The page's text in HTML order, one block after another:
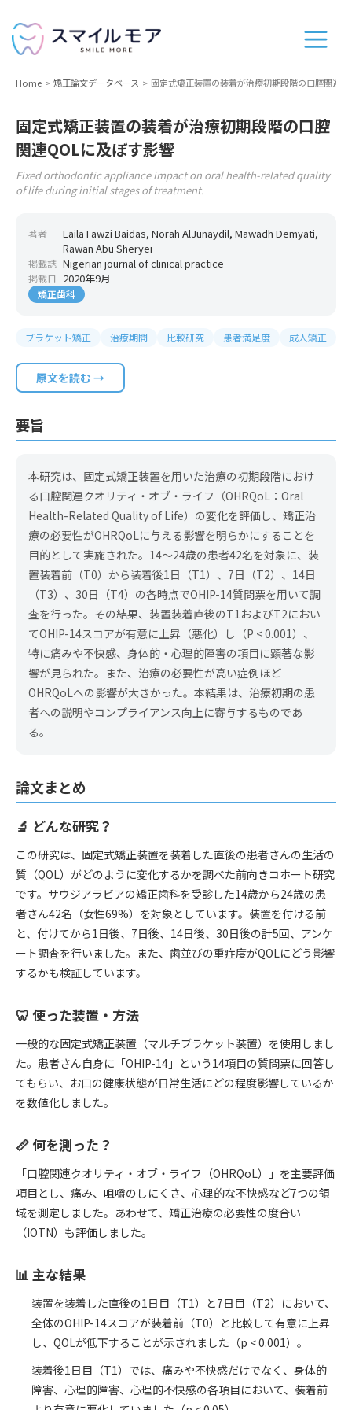
Home 矯正論文データベース 固定式矯正装置の装着が治療初期段階の口腔関連
固定式矯正装置の装着が治療初期段階の口腔
関連QOLに及ぼす影響
Fixed orthodontic appliance impact on oral health-related quality
of life during initial stages of treatment.
著者
Laila Fawzi Baidas, Norah AlJunaydil, Mawadh Demyati,
Rawan Abu Sheryei
掲載誌 Nigerian journal of clinical practice
掲載日 2020年9月
矯正歯科
ブラケット矯正 治療期間 比較研究 患者満足度 成人矯正
原文を読む →
要旨
本研究は、固定式矯正装置を用いた治療の初期段階におけ
る口腔関連クオリティ・オブ・ライフ（OHRQoL：Oral
Health-Related Quality of Life）の変化を評価し、矯正治
療の必要性がOHRQoLに与える影響を明らかにすることを
目的として実施された。14〜24歳の患者42名を対象に、装
置装着前（T0）から装着後1日（T1）、7日（T2）、14日
（T3）、30日（T4）の各時点でOHIP-14質問票を用いて調
査を行った。その結果、装置装着直後のT1およびT2におい
てOHIP-14スコアが有意に上昇（悪化）し（P < 0.001）、
特に痛みや不快感、身体的・心理的障害の項目に顕著な影
響が見られた。また、治療の必要性が高い症例ほど
OHRQoLへの影響が大きかった。本結果は、治療初期の患
者への説明やコンプライアンス向上に寄与するものであ
る。
論文まとめ
🔬 どんな研究？
この研究は、固定式矯正装置を装着した直後の患者さんの生活の
質（QOL）がどのように変化するかを調べた前向きコホート研究
です。サウジアラビアの矯正歯科を受診した14歳から24歳の患
者さん42名（女性69%）を対象としています。装置を付ける前
と、付けてから1日後、7日後、14日後、30日後の計5回、アンケ
ート調査を行いました。また、歯並びの重症度がQOLにどう影響
するかも検証しています。
🦷 使った装置・方法
一般的な固定式矯正装置（マルチブラケット装置）を使用しまし
た。患者さん自身に「OHIP-14」という14項目の質問票に回答し
てもらい、お口の健康状態が日常生活にどの程度影響しているか
を数値化しました。
📏 何を測った？
「口腔関連クオリティ・オブ・ライフ（OHRQoL）」を主要評価
項目とし、痛み、咀嚼のしにくさ、心理的な不快感など7つの領
域を測定しました。あわせて、矯正治療の必要性の度合い
（IOTN）も評価しました。
📊 主な結果
装置を装着した直後の1日目（T1）と7日目（T2）において、
全体のOHIP-14スコアが装着前（T0）と比較して有意に上昇
し、QOLが低下することが示されました（p < 0.001）。
装着後1日目（T1）では、痛みや不快感だけでなく、身体的
障害、心理的障害、心理的不快感の各項目において、装着前